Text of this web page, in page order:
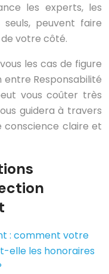
les experts, les
peuvent faire
votre côté.
les cas de figure
entre Responsabilité
vous coûter très
guidera à travers
conscience claire et
: comment votre
elle les honoraires